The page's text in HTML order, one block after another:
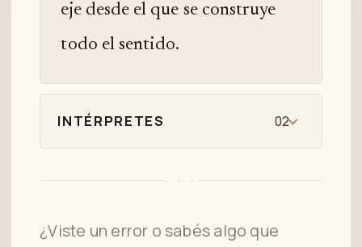
eje desde el que se construye
todo el sentido.
INTÉRPRETES 02
· · ·
¿Viste un error o sabés algo que